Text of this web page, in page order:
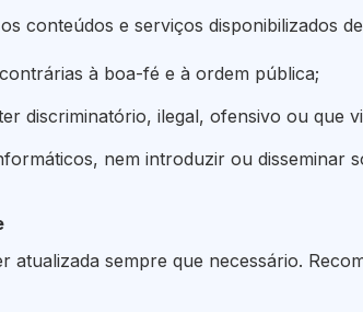
conteúdos e serviços disponibilizados
à boa-fé e à ordem pública;
discriminatório, ilegal, ofensivo ou que
nem introduzir ou disseminar
atualizada sempre que necessário.